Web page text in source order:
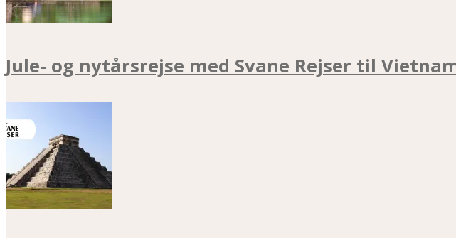
Jule- og nytårsrejse med Svane Rejser til